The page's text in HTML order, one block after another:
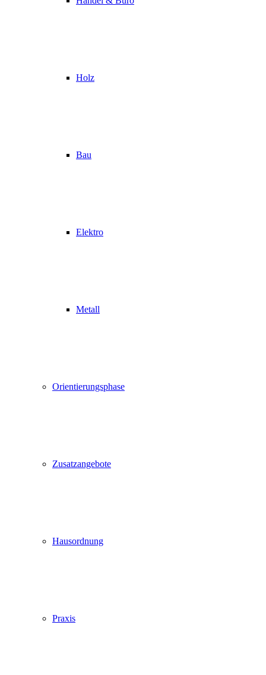
Holz
Bau
Elektro
Metall
Orientierungsphase
Zusatzangebote
Hausordnung
Praxis